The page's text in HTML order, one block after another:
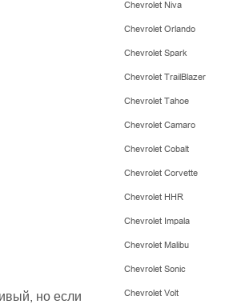
но если
Chevrolet Niva
Chevrolet Orlando
Chevrolet Spark
Chevrolet TrailBlazer
Chevrolet Tahoe
Chevrolet Camaro
Chevrolet Cobalt
Chevrolet Corvette
Chevrolet HHR
Chevrolet Impala
Chevrolet Malibu
Chevrolet Sonic
Chevrolet Volt